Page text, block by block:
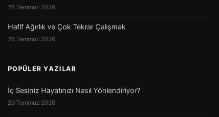
28 Temmuz 2026
Hafif Ağırlık ve Çok Tekrar Çalışmak
28 Temmuz 2026
POPÜLER YAZILAR
İç Sesiniz Hayatınızı Nasıl Yönlendiriyor?
29 Temmuz 2026